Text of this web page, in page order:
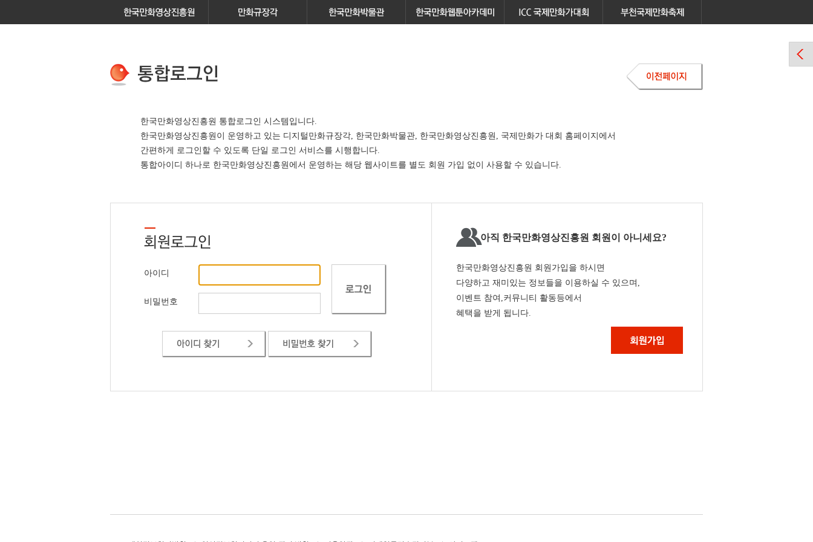
한국만화영상진흥원 통합로그인 시스템입니다.
한국만화영상진흥원이 운영하고 있는 디지털만화규장각, 한국만화박물관, 한국만화영상진흥원, 국제만화가 대회 홈페이지에서
간편하게 로그인할 수 있도록 단일 로그인 서비스를 시행합니다.
통합아이디 하나로 한국만화영상진흥원에서 운영하는 해당 웹사이트를 별도 회원 가입 없이 사용할 수 있습니다.
아이디
비밀번호
아직 한국만화영상진흥원 회원이 아니세요?
한국만화영상진흥원 회원가입을 하시면
다양하고 재미있는 정보들을 이용하실 수 있으며,
이벤트 참여,커뮤니티 활동등에서
혜택을 받게 됩니다.